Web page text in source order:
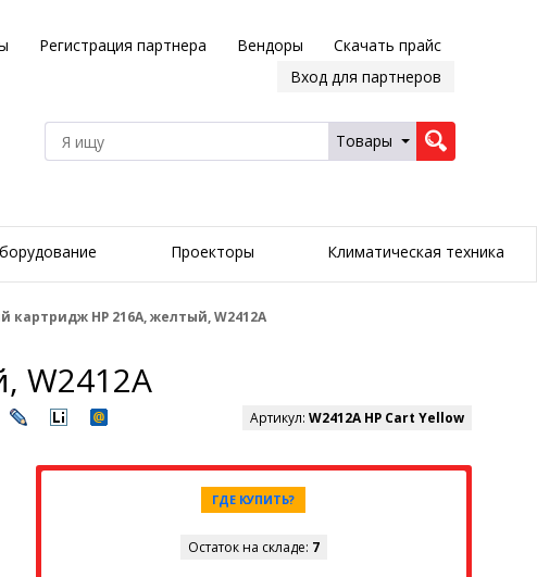
Регистрация партнера Вендоры
Скачать прайс
Вход для партнеров
Товары
Проекторы Климатическая техника
HP 216A, желтый, W2412A
W2412A
Артикул: W2412A HP Cart Yellow
ГДЕ КУПИТЬ?
Остаток на складе: 7